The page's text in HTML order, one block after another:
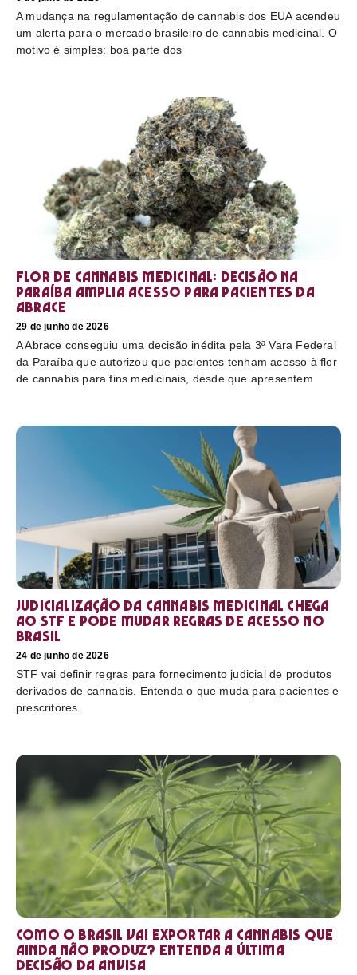
A mudança na regulamentação de cannabis dos EUA acendeu
um alerta para o mercado brasileiro de cannabis medicinal. O
motivo é simples: boa parte dos
Flor de cannabis medicinal: decisão na
Paraíba amplia acesso para pacientes da
Abrace
29 de junho de 2026
A Abrace conseguiu uma decisão inédita pela 3ª Vara Federal
da Paraíba que autorizou que pacientes tenham acesso à flor
de cannabis para fins medicinais, desde que apresentem
Judicialização da cannabis medicinal chega
ao STF e pode mudar regras de acesso no
Brasil
24 de junho de 2026
STF vai definir regras para fornecimento judicial de produtos
derivados de cannabis. Entenda o que muda para pacientes e
prescritores.
Como o Brasil vai exportar a cannabis que
ainda não produz? Entenda a última
decisão da Anvisa